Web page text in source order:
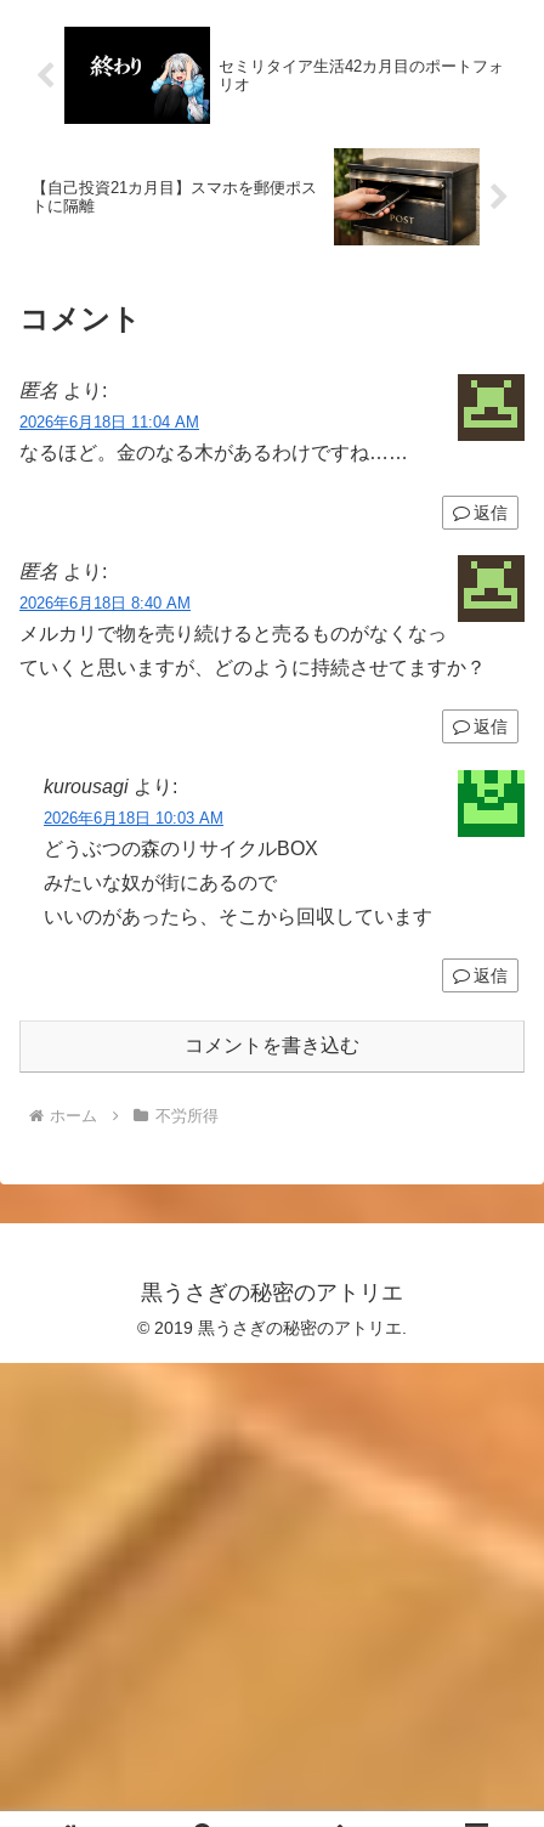
セミリタイア生活42カ月目のポートフォ
リオ
【自己投資21カ月目】スマホを郵便ポス
トに隔離
コメント
匿名 より:
2026年6月18日 11:04 AM
なるほど。金のなる木があるわけですね……
返信
匿名 より:
2026年6月18日 8:40 AM
メルカリで物を売り続けると売るものがなくなっ
ていくと思いますが、どのように持続させてますか？
返信
kurousagi より:
2026年6月18日 10:03 AM
どうぶつの森のリサイクルBOX
みたいな奴が街にあるので
いいのがあったら、そこから回収しています
返信
コメントを書き込む
ホーム 不労所得
黒うさぎの秘密のアトリエ
© 2019 黒うさぎの秘密のアトリエ.